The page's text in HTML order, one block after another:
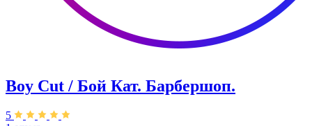
Boy Cut / Бой Кат. Барбершоп.
5